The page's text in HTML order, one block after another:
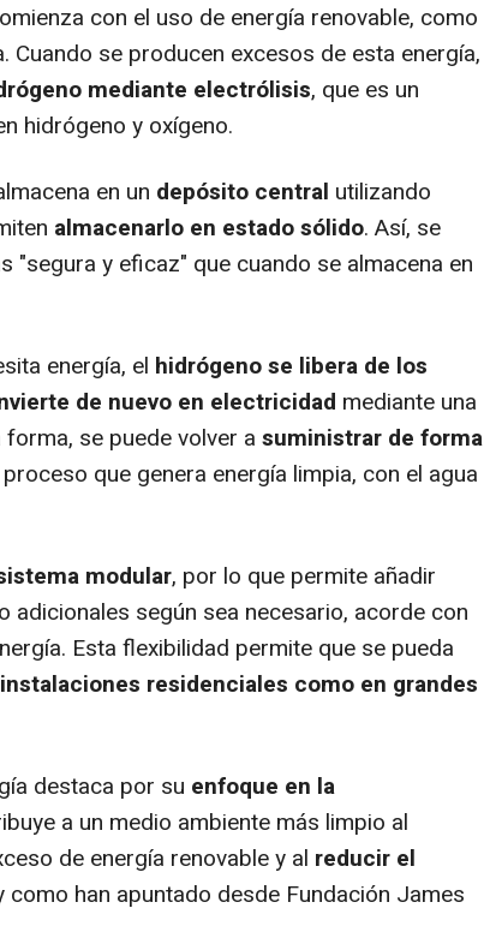
con el uso de energía renovable, como
Cuando se producen excesos de esta energía,
mediante electrólisis, que es un
hidrógeno y oxígeno.
en un depósito central utilizando
almacenarlo en estado sólido. Así, se
"segura y eficaz" que cuando se almacena en
energía, el hidrógeno se libera de los
de nuevo en electricidad mediante una
se puede volver a suministrar de forma
que genera energía limpia, con el agua
modular, por lo que permite añadir
adicionales según sea necesario, acorde con
Esta flexibilidad permite que se pueda
residenciales como en grandes
destaca por su enfoque en la
a un medio ambiente más limpio al
de energía renovable y al reducir el
como han apuntado desde Fundación James